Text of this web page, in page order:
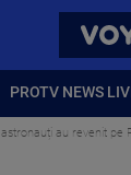
PROTV NEWS
au revenit pe